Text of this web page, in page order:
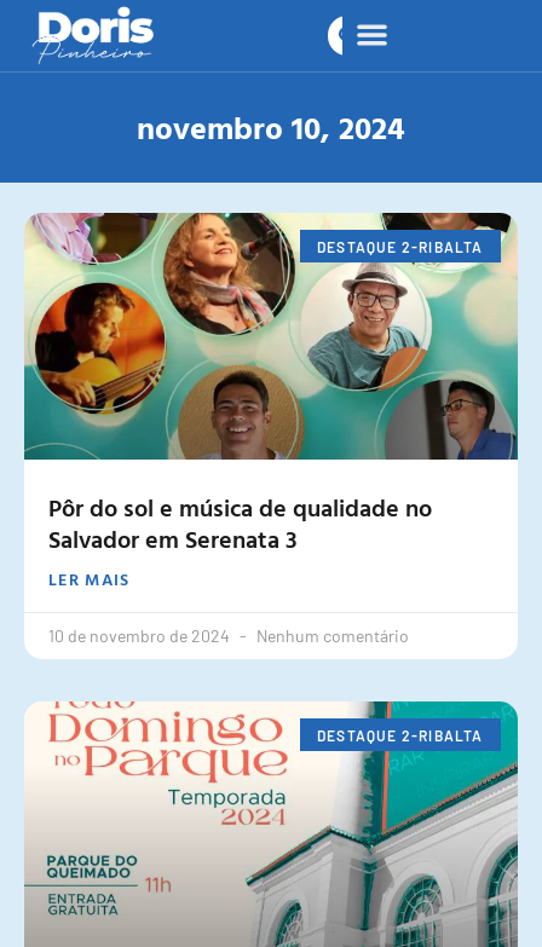
novembro 10, 2024
DESTAQUE 2-RIBALTA
Pôr do sol e música de qualidade no
Salvador em Serenata 3
LER MAIS
10 de novembro de 2024 Nenhum comentário
DESTAQUE 2-RIBALTA